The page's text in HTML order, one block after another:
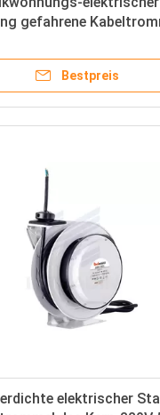
gefahrene
Bestpreis
elektrischer